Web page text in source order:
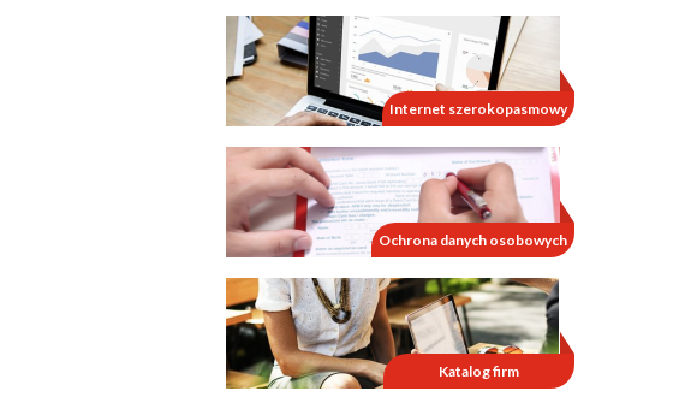
Internet szerokopasmowy
Ochrona danych osobowych
Katalog firm